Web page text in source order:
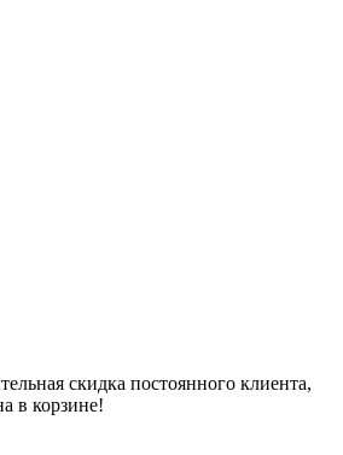
скидка постоянного клиента,
в корзине!